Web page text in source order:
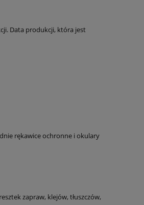
Data produkcji, która jest
rękawice ochronne i okulary
zapraw, klejów, tłuszczów,